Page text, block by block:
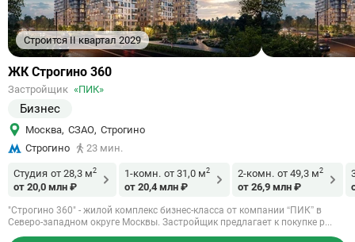
Строится II квартал 2029
Ссылка
объект
ЖК Строгино 360
Застройщик «ПИК»
Бизнес
Москва, СЗАО, Строгино
Строгино
23 мин.
Студия от 28,3 м2
от 20,0 млн ₽
1-комн. от 31,0 м2
от 20,4 млн ₽
2-комн. от 49,3 м2
от 26,9 млн ₽
"Строгино 360" - жилой комплекс бизнес-класса от компании “ПИК” в
Северо-западном округе Москвы. Застройщик предлагает к покупке р...